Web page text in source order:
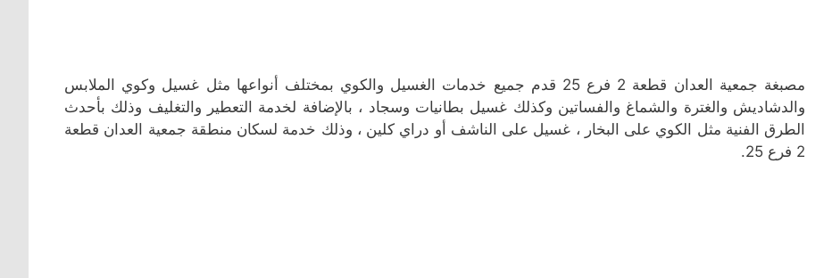
مصبغة جمعية العدان قطعة 2 فرع 25 قدم جميع خدمات الغسيل والكوي بمختلف أنواعها مثل غسيل وكوي الملابس
والدشاديش والغترة والشماغ والفساتين وكذلك غسيل بطانيات وسجاد ، بالإضافة لخدمة التعطير والتغليف وذلك بأحدث
الطرق الفنية مثل الكوي على البخار ، غسيل على الناشف أو دراي كلين ، وذلك خدمة لسكان منطقة جمعية العدان قطعة
2 فرع 25.